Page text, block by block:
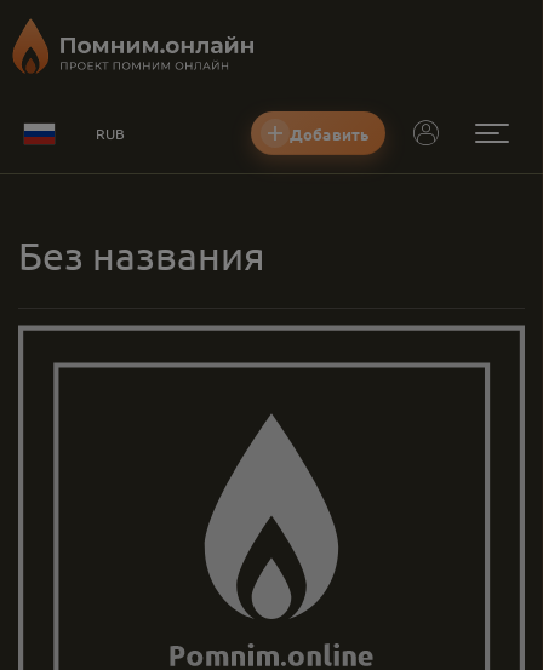
RUB Добавить
Без названия